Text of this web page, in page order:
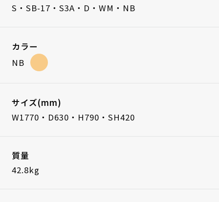
S・SB-17・S3A・D・WM・NB
カラー
NB
サイズ(mm)
W1770・D630・H790・SH420
質量
42.8kg